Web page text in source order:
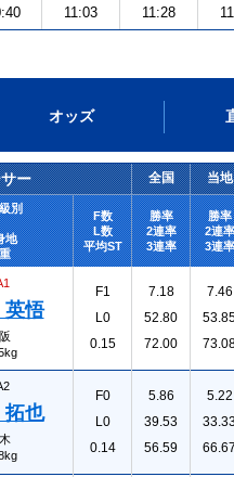
11:03 11:28
オッズ
ー 全国 当地
別
地
F数
L数
平均ST
勝率
2連率
3連率
勝率
2連率
3連率
悟
F1
L0
0.15
7.18
52.80
72.00
7.46
也
F0
L0
0.14
5.86
39.53
56.59
5.22
66.67